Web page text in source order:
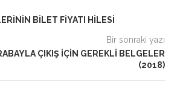
BILET FIYATI HILESI
Bir sonraki yazı
ÇIKIŞ İÇIN GEREKLI BELGELER
(2018)